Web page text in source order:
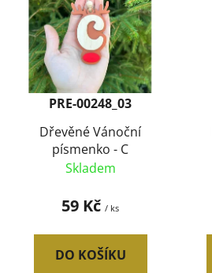
PRE-00248_03
Dřevěné Vánoční
písmenko - C
Skladem
59 Kč / ks
DO KOŠÍKU